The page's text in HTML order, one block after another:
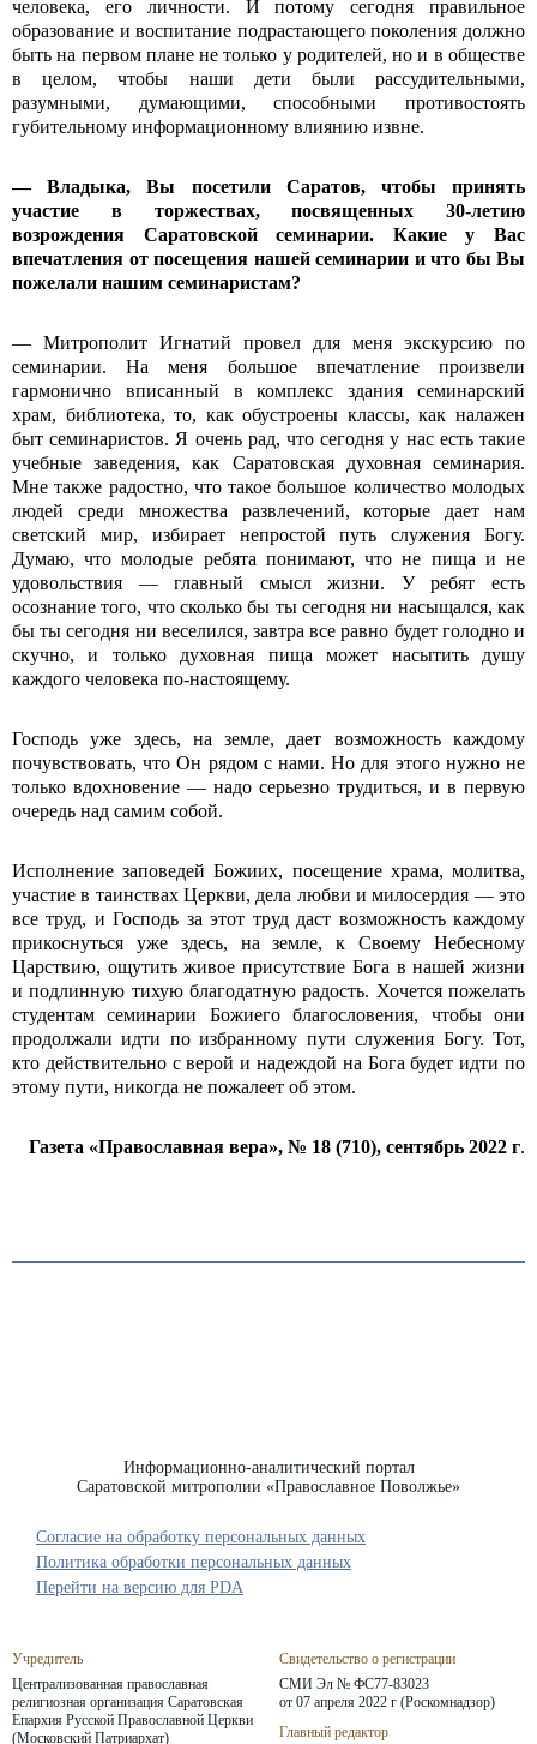
человека, его личности. И потому сегодня правильное
образование и воспитание подрастающего поколения должно
быть на первом плане не только у родителей, но и в обществе
в целом, чтобы наши дети были рассудительными,
разумными, думающими, способными противостоять
губительному информационному влиянию извне.
—Владыка, Вы посетили Саратов, чтобы принять
участие в торжествах, посвященных 30-летию
возрождения Саратовской семинарии. Какие у Вас
впечатления от посещения нашей семинарии и что бы Вы
пожелали нашим семинаристам?
— Митрополит Игнатий провел для меня экскурсию по
семинарии. На меня большое впечатление произвели
гармонично вписанный в комплекс здания семинарский
храм, библиотека, то, как обустроены классы, как налажен
быт семинаристов. Я очень рад, что сегодня у нас есть такие
учебные заведения, как Саратовская духовная семинария.
Мне также радостно, что такое большое количество молодых
людей среди множества развлечений, которые дает нам
светский мир, избирает непростой путь служения Богу.
Думаю, что молодые ребята понимают, что не пища и не
удовольствия — главный смысл жизни. У ребят есть
осознание того, что сколько бы ты сегодня ни насыщался, как
бы ты сегодня ни веселился, завтра все равно будет голодно и
скучно, и только духовная пища может насытить душу
каждого человека по-настоящему.
Господь уже здесь, на земле, дает возможность каждому
почувствовать, что Он рядом с нами. Но для этого нужно не
только вдохновение — надо серьезно трудиться, и в первую
очередь над самим собой.
Исполнение заповедей Божиих, посещение храма, молитва,
участие в таинствах Церкви, дела любви и милосердия — это
все труд, и Господь за этот труд даст возможность каждому
прикоснуться уже здесь, на земле, к Своему Небесному
Царствию, ощутить живое присутствие Бога в нашей жизни
и подлинную тихую благодатную радость. Хочется пожелать
студентам семинарии Божиего благословения, чтобы они
продолжали идти по избранному пути служения Богу. Тот,
кто действительно с верой и надеждой на Бога будет идти по
этому пути, никогда не пожалеет об этом.
Газета «Православная вера», № 18 (710), сентябрь 2022 г.
Информационно-аналитический портал
Саратовской митрополии «Православное Поволжье»
Учредитель
Централизованная православная
религиозная организация Саратовская
Епархия Русской Православной Церкви
(Московский Патриархат)
Свидетельство о регистрации
СМИ Эл № ФС77-83023
от 07 апреля 2022 г (Роскомнадзор)
Главный редактор
Согласие на обработку персональных данных
Политика обработки персональных данных
Перейти на версию для PDA